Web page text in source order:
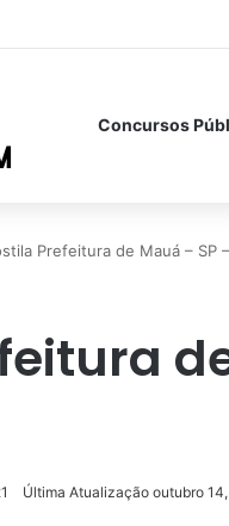
Concursos
Prefeitura de Mauá – SP
Última Atualização outubro 14,